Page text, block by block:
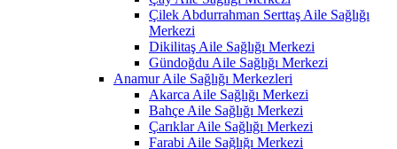
Çilek Abdurrahman Serttaş Aile Sağlığı
Merkezi
Dikilitaş Aile Sağlığı Merkezi
Gündoğdu Aile Sağlığı Merkezi
Anamur Aile Sağlığı Merkezleri
Akarca Aile Sağlığı Merkezi
Bahçe Aile Sağlığı Merkezi
Çarıklar Aile Sağlığı Merkezi
Farabi Aile Sağlığı Merkezi